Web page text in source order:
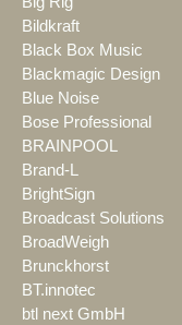
Bildkraft
Black Box Music
Blackmagic Design
Blue Noise
Bose Professional
BRAINPOOL
Brand-L
BrightSign
Broadcast Solutions
BroadWeigh
Brunckhorst
BT.innotec
btl next GmbH